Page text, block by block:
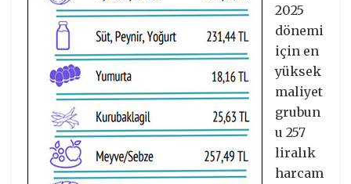
2025
dönemi
için en
yüksek
maliyet
grubun
u 257
liralık
harcam